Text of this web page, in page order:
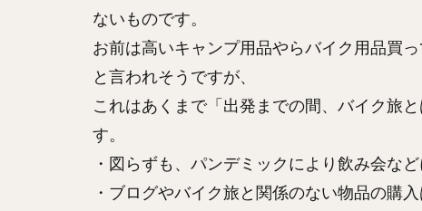
ないものです。
お前は高いキャンプ用品やらバイク用品買
と言われそうですが、
これはあくまで「出発までの間、バイク旅
す。
・図らずも、パンデミックにより飲み会な
・ブログやバイク旅と関係のない物品の購